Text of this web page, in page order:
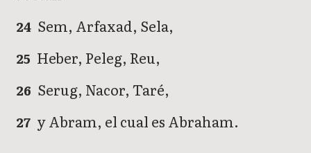
24 Sem, Arfaxad, Sela,
25 Heber, Peleg, Reu,
26 Serug, Nacor, Taré,
27 y Abram, el cual es Abraham.